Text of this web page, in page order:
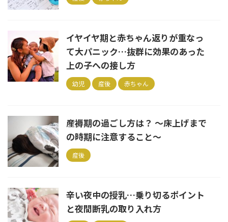
イヤイヤ期と赤ちゃん返りが重なっ
て大パニック…抜群に効果のあった
上の子への接し方
幼児 産後 赤ちゃん
産褥期の過ごし方は？ ～床上げまで
の時期に注意すること～
産後
辛い夜中の授乳…乗り切るポイント
と夜間断乳の取り入れ方